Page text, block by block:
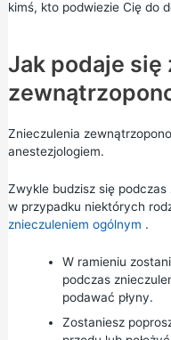
kimś, kto podwiezie Cię do
Jak podaje się
Znieczulenia
anestezjologiem.
Zwykle budzisz się
w przypadku niektórych
znieczuleniem ogólnym .
W ramieniu
podczas
podawać płyny.
Zostaniesz